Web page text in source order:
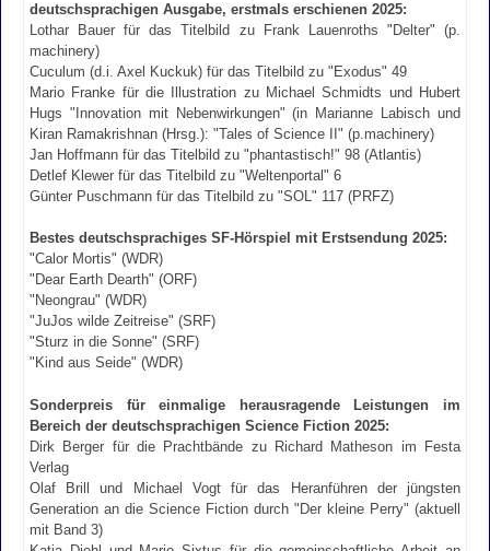
deutschsprachigen Ausgabe, erstmals erschienen 2025:
Lothar Bauer für das Titelbild zu Frank Lauenroths "Delter" (p.
machinery)
Cuculum (d.i. Axel Kuckuk) für das Titelbild zu "Exodus" 49
Mario Franke für die Illustration zu Michael Schmidts und Hubert
Hugs "Innovation mit Nebenwirkungen" (in Marianne Labisch und
Kiran Ramakrishnan (Hrsg.): "Tales of Science II" (p.machinery)
Jan Hoffmann für das Titelbild zu "phantastisch!" 98 (Atlantis)
Detlef Klewer für das Titelbild zu "Weltenportal" 6
Günter Puschmann für das Titelbild zu "SOL" 117 (PRFZ)
Bestes deutschsprachiges SF-Hörspiel mit Erstsendung 2025:
"Calor Mortis" (WDR)
"Dear Earth Dearth" (ORF)
"Neongrau" (WDR)
"JuJos wilde Zeitreise" (SRF)
"Sturz in die Sonne" (SRF)
"Kind aus Seide" (WDR)
Sonderpreis für einmalige herausragende Leistungen im
Bereich der deutschsprachigen Science Fiction 2025:
Dirk Berger für die Prachtbände zu Richard Matheson im Festa
Verlag
Olaf Brill und Michael Vogt für das Heranführen der jüngsten
Generation an die Science Fiction durch "Der kleine Perry" (aktuell
mit Band 3)